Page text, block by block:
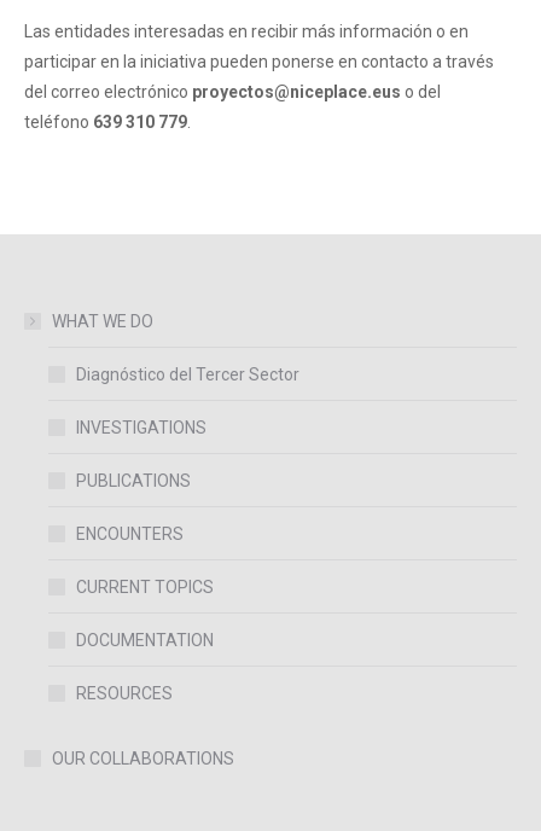
Las entidades interesadas en recibir más información o en
participar en la iniciativa pueden ponerse en contacto a través
del correo electrónico proyectos@niceplace.eus o del
teléfono 639 310 779
WHAT WE DO
Diagnóstico del Tercer Sector
INVESTIGATIONS
PUBLICATIONS
ENCOUNTERS
CURRENT TOPICS
DOCUMENTATION
RESOURCES
OUR COLLABORATIONS